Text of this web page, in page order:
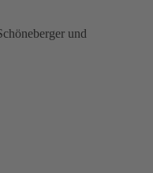
und